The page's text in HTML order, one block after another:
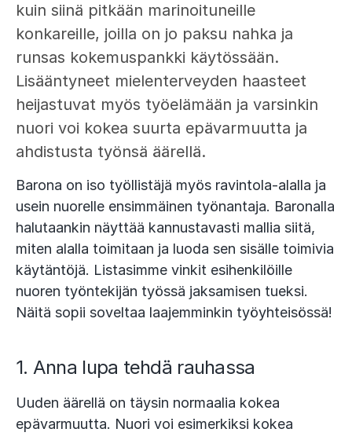
kuin siinä pitkään marinoituneille
konkareille, joilla on jo paksu nahka ja
runsas kokemuspankki käytössään.
Lisääntyneet mielenterveyden haasteet
heijastuvat myös työelämään ja varsinkin
nuori voi kokea suurta epävarmuutta ja
ahdistusta työnsä äärellä.
Barona on iso työllistäjä myös ravintola-alalla ja
usein nuorelle ensimmäinen työnantaja. Baronalla
halutaankin näyttää kannustavasti mallia siitä,
miten alalla toimitaan ja luoda sen sisälle toimivia
käytäntöjä. Listasimme vinkit esihenkilöille
nuoren työntekijän työssä jaksamisen tueksi.
Näitä sopii soveltaa laajemminkin työyhteisössä!
1. Anna lupa tehdä rauhassa
Uuden äärellä on täysin normaalia kokea
epävarmuutta. Nuori voi esimerkiksi kokea